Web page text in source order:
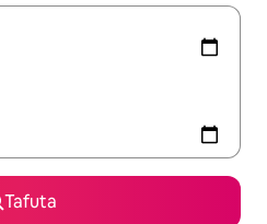
Tafuta